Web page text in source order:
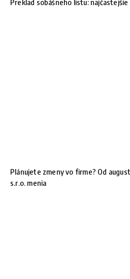
Preklad sobášneho listu:
Plánujete zmeny vo firme? Od
s.r.o. menia